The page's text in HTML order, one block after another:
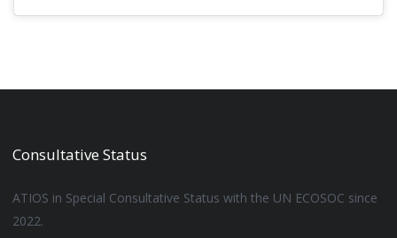
Consultative Status
ATIOS in Special Consultative Status with the UN ECOSOC since
2022.